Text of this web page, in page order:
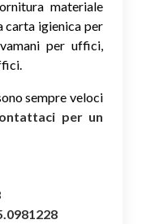
materiale
carta igienica per
per uffici,
sempre veloci
per un